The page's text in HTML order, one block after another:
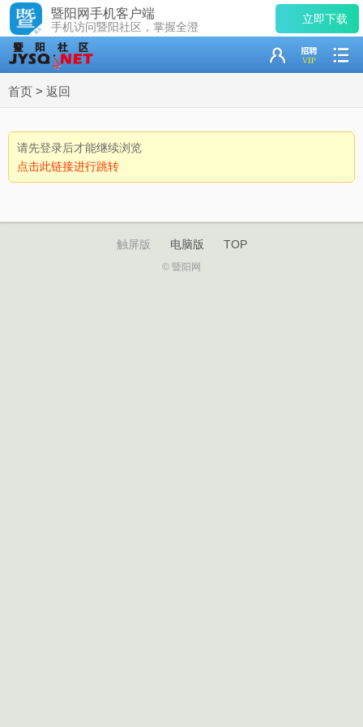
暨阳网手机客户端
手机访问暨阳社区，掌握全澄
立即下载
首页 > 返回
请先登录后才能继续浏览
点击此链接进行跳转
触屏版 电脑版 TOP
© 暨阳网